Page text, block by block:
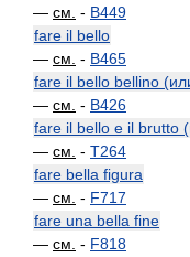
— см. - B449
fare il bello
— см. - B465
fare il bello bellino
— см. - B426
fare il bello e il brutto
— см. - T264
fare bella figura
— см. - F717
fare una bella fine
— см. - F818